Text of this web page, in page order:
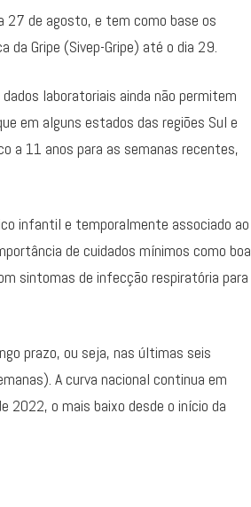
27 de agosto, e tem como base os
da Gripe (Sivep-Gripe) até o dia 29.
laboratoriais ainda não permitem
em alguns estados das regiões Sul e
a 11 anos para as semanas recentes,
infantil e temporalmente associado ao
de cuidados mínimos como boa
sintomas de infecção respiratória para
prazo, ou seja, nas últimas seis
A curva nacional continua em
2022, o mais baixo desde o início da